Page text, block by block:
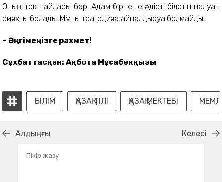
Оның тек пайдасы бар. Адам бірнеше әдісті білетін палуан
сияқты болады. Мұны трагедияға айналдыруға болмайды.
– Әңгімеңізге рахмет!
Сұхбаттасқан: Ақбота Мұсабекқызы
БІЛІМ ҚАЗАҚ ТІЛІ ҚАЗАҚ МЕКТЕБІ
Алдыңғы Келесі